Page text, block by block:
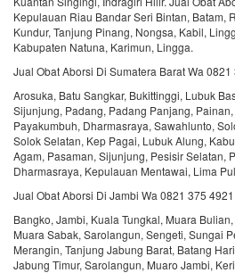
Kepulauan Riau Bandar Seri Bintan, Batam,
Kundur, Tanjung Pinang, Nongsa, Kabil,
Kabupaten Natuna, Karimun, Lingga.
Jual Obat Aborsi Di Sumatera Barat Wa 0821
Arosuka, Batu Sangkar, Bukittinggi, Lubuk
Sijunjung, Padang, Padang Panjang,
Payakumbuh, Dharmasraya, Sawahlunto,
Solok Selatan, Kep Pagai, Lubuk Alung,
Agam, Pasaman, Sijunjung, Pesisir Selatan,
Dharmasraya, Kepulauan Mentawai, Lima
Jual Obat Aborsi Di Jambi Wa 0821 375
Bangko, Jambi, Kuala Tungkal, Muara
Muara Sabak, Sarolangun, Sengeti, Sungai
Merangin, Tanjung Jabung Barat, Batang
Jabung Timur, Sarolangun, Muaro Jambi,